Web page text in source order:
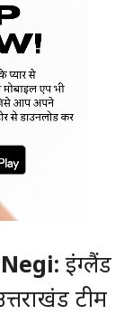
इंग्लैंड
टीम